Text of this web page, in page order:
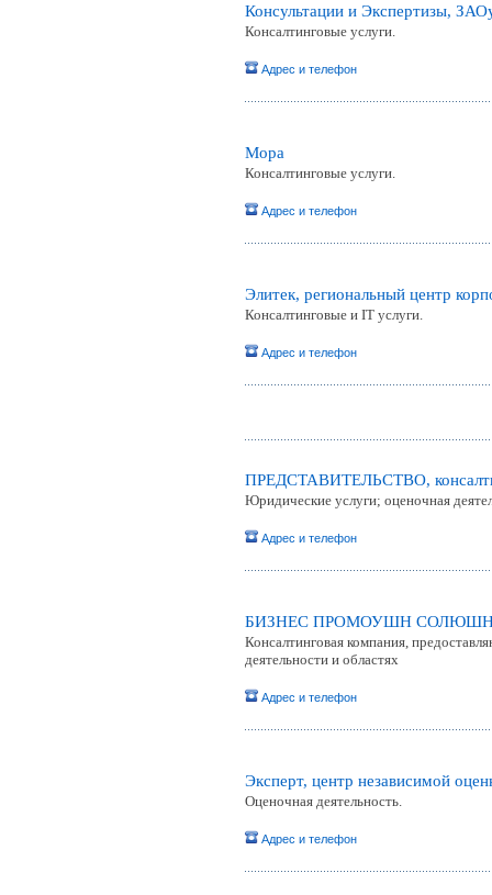
Консультации и Экспертизы,
Консалтинговые услуги.
Адрес и телефон
Мора
Консалтинговые услуги.
Адрес и телефон
Элитек, региональный центр
Консалтинговые и IT услуги.
Адрес и телефон
ПРЕДСТАВИТЕЛЬСТВО,
Юридические услуги; оценочная
Адрес и телефон
БИЗНЕС ПРОМОУШН
Консалтинговая компания,
деятельности и областях
Адрес и телефон
Эксперт, центр независимой
Оценочная деятельность.
Адрес и телефон